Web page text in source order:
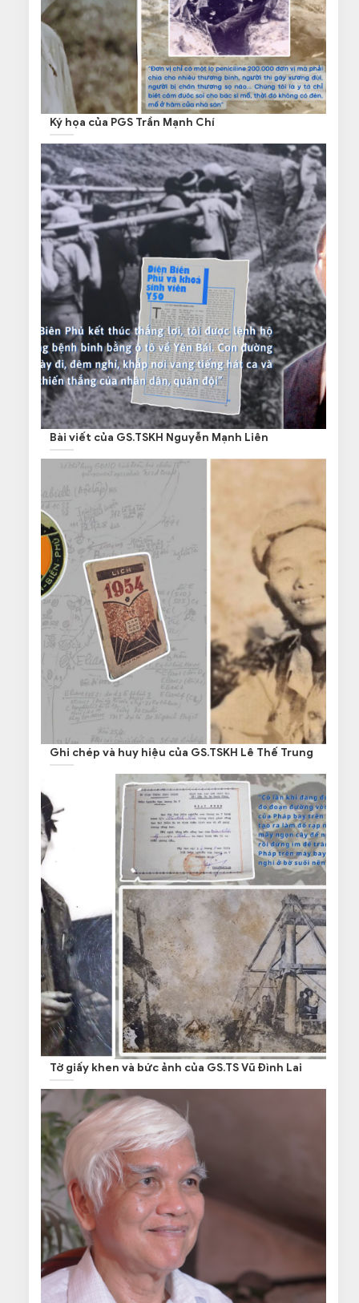
Ký họa của PGS Trần Mạnh Chí
Bài viết của GS.TSKH Nguyễn Mạnh Liên
Ghi chép và huy hiệu của GS.TSKH Lê Thế Trung
Tờ giấy khen và bức ảnh của GS.TS Vũ Đình Lai